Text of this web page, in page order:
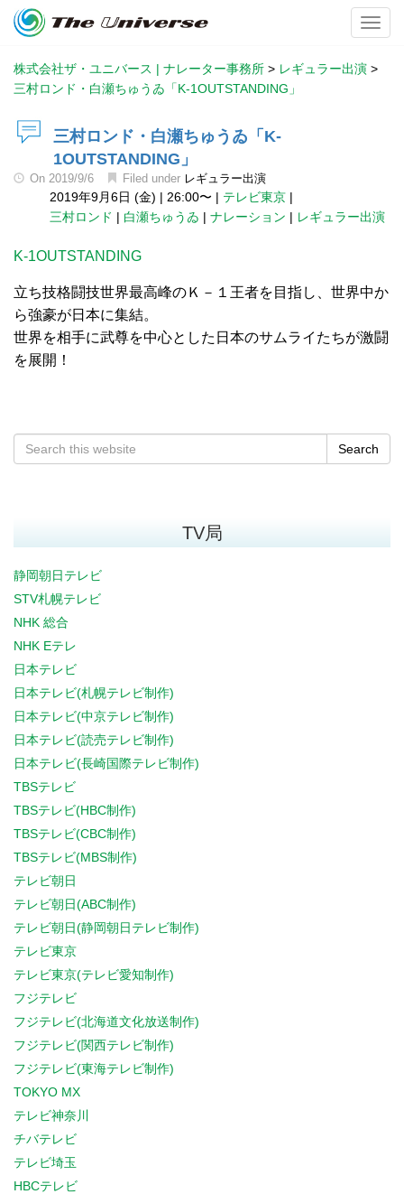
株式会社ザ・ユニバース | ナレーター事務所 > レギュラー出演 >
三村ロンド・白瀬ちゅうゐ「K-1OUTSTANDING」
三村ロンド・白瀬ちゅうゐ「K-
1OUTSTANDING」
On 2019/9/6 Filed under レギュラー出演
2019年9月6日 (金) | 26:00〜 | テレビ東京 |
三村ロンド | 白瀬ちゅうゐ | ナレーション | レギュラー出演
K-1OUTSTANDING
立ち技格闘技世界最高峰のＫ－１王者を目指し、世界中か
ら強豪が日本に集結。
世界を相手に武尊を中心とした日本のサムライたちが激闘
を展開！
Search
TV局
静岡朝日テレビ
STV札幌テレビ
NHK 総合
NHK Eテレ
日本テレビ
日本テレビ(札幌テレビ制作)
日本テレビ(中京テレビ制作)
日本テレビ(読売テレビ制作)
日本テレビ(長崎国際テレビ制作)
TBSテレビ
TBSテレビ(HBC制作)
TBSテレビ(CBC制作)
TBSテレビ(MBS制作)
テレビ朝日
テレビ朝日(ABC制作)
テレビ朝日(静岡朝日テレビ制作)
テレビ東京
テレビ東京(テレビ愛知制作)
フジテレビ
フジテレビ(北海道文化放送制作)
フジテレビ(関西テレビ制作)
フジテレビ(東海テレビ制作)
TOKYO MX
テレビ神奈川
チバテレビ
テレビ埼玉
HBCテレビ